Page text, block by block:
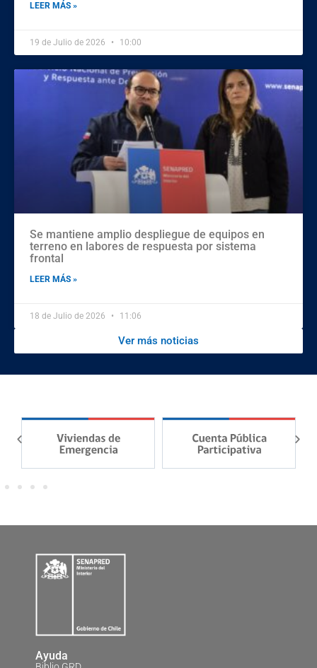
LEER MÁS »
19 de Julio de 2026 10:00
Se mantiene amplio despliegue de equipos en
terreno en labores de respuesta por sistema
frontal
LEER MÁS »
18 de Julio de 2026 11:06
Ver más noticias
Ayuda